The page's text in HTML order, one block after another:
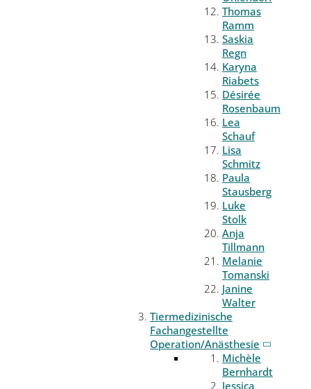
Thomas
Ramm
Saskia
Regn
Karyna
Riabets
Désirée
Rosenbaum
Lea
Schauf
Lisa
Schmitz
Paula
Stausberg
Luke
Stolk
Anja
Tillmann
Melanie
Tomanski
Janine
Walter
Tiermedizinische
Fachangestellte
Operation/Anästhesie
Michèle
Bernhardt
Jessica